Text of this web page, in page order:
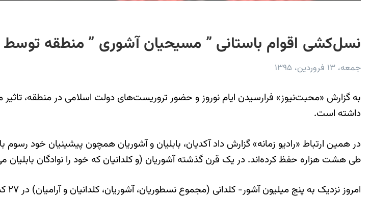
نسل‌کشی اقوام باستانی ” مسیحیان آشوری ” منطقه
جمعه، ۱۳ فروردین، ۱۳۹۵
به گزارش «محبت‌نیوز» فرارسیدن ایام نوروز و حضور تروریست‌های دولت اسلامی در منطقه،
داشته است.
در همین ارتباط «رادیو زمانه» گزارش داد آکدیان، بابلیان و آشوریان همچون پیشینیان خود
طی هشت هزاره حفظ کرده‌اند. در یک قرن گذشته آشوریان (و کلدانیان که خود را نوادگان بابلیان